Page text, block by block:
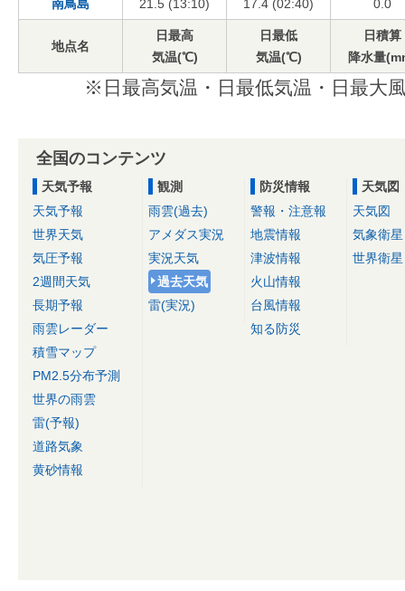
南鳥島 21.5 (13:10) 17.4 (02:40) 0.0
地点名
日最高
気温(℃)
日最低
気温(℃)
日積算
降水量
※日最高気温・日最低気温・日最大
全国のコンテンツ
天気予報
天気予報
世界天気
気圧予報
2週間天気
長期予報
雨雲レーダー
積雪マップ
PM2.5分布予測
世界の雨雲
雷(予報)
道路気象
黄砂情報
観測
雨雲(過去)
アメダス実況
実況天気
過去天気
雷(実況)
防災情報
警報・注意報
地震情報
津波情報
火山情報
台風情報
知る防災
天気図
天気図
気象衛星
世界衛星